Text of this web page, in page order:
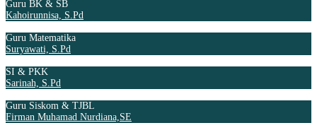
Guru BK & SB
Kahoirunnisa, S.Pd
Guru Matematika
Suryawati, S.Pd
SI & PKK
Sarinah, S.Pd
Guru Siskom & TJBL
Firman Muhamad Nurdiana,SE